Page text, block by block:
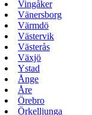
Vingåker
Vänersborg
Värmdö
Västervik
Västerås
Växjö
Ystad
Ånge
Åre
Örebro
Örkelljunga